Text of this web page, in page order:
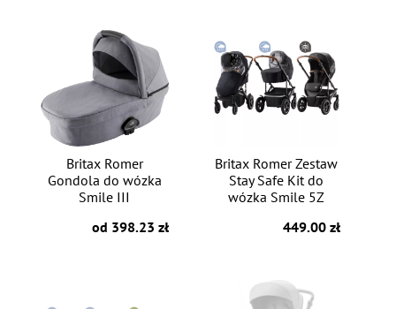
Britax Romer
Gondola do wózka
Smile III
od 398.23 zł
Britax Romer Zestaw
Stay Safe Kit do
wózka Smile 5Z
449.00 zł